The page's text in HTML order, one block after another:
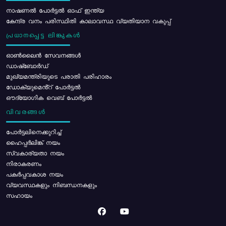
നാഷണൽ പോർട്ടൽ ഓഫ് ഇന്ത്യ
കേന്ദ്ര വനം പരിസ്ഥിതി കാലാവസ്ഥ വ്യതിയാന വകുപ്പ്
പ്രധാനപ്പെട്ട ലിങ്കുകൾ
ഓൺലൈൻ സേവനങ്ങൾ
ഡാഷ്ബോർഡ്
മുഖ്യമന്ത്രിയുടെ പരാതി പരിഹാരം
ഡോക്യുമെൻ്റ് പോർട്ടൽ
ഔദ്യോഗിക വെബ് പോർട്ടൽ
വിവരങ്ങൾ
പോര്‍ട്ടലിനെക്കുറിച്ച്
ഹൈപ്പർലിങ്ക് നയം
സ്വകാര്യതാ നയം
നിരാകരണം
പകർപ്പവകാശ നയം
വ്യവസ്ഥകളും നിബന്ധനകളും
സഹായം